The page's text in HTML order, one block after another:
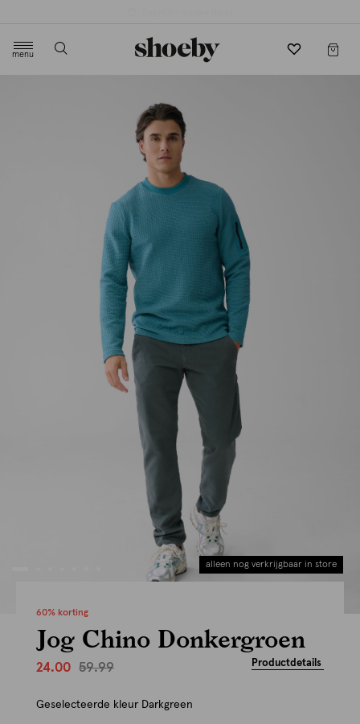
menu
alleen nog verkrijgbaar in store
60% korting
Jog Chino Donkergroen
24.00 59.99 Productdetails
Geselecteerde kleur Darkgreen